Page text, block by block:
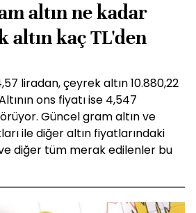
altın ne kadar
altın kaç TL'den
liradan, çeyrek altın 10.880,22
ons fiyatı ise 4,547
Güncel gram altın ve
ile diğer altın fiyatlarındaki
diğer tüm merak edilenler bu